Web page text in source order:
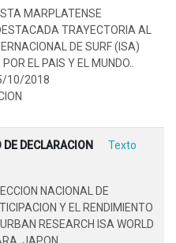
MARPLATENSE
TRAYECTORIA AL
DE SURF (ISA)
EL PAIS Y EL MUNDO..
10/2018
DE DECLARACION
Texto
NACIONAL DE
Y EL RENDIMIENTO
RESEARCH ISA WORLD
JAPON..